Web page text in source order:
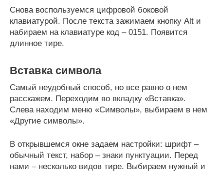
Снова воспользуемся цифровой боковой
клавиатурой. После текста зажимаем кнопку Alt и
набираем на клавиатуре код – 0151. Появится
длинное тире.
Вставка символа
Самый неудобный способ, но все равно о нем
расскажем. Переходим во вкладку «Вставка».
Слева находим меню «Символы», выбираем в нем
«Другие символы».
В открывшемся окне задаем настройки: шрифт –
обычный текст, набор – знаки пунктуации. Перед
нами – несколько видов тире. Выбираем нужный и